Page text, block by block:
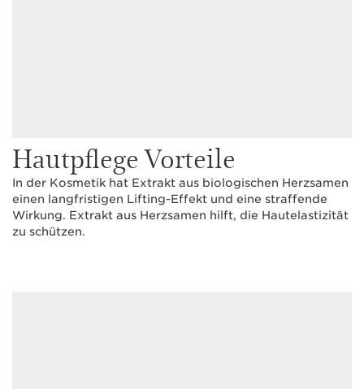
Hautpflege Vorteile
In der Kosmetik hat Extrakt aus biologischen Herzsamen
einen langfristigen Lifting-Effekt und eine straffende
Wirkung. Extrakt aus Herzsamen hilft, die Hautelastizität
zu schützen.